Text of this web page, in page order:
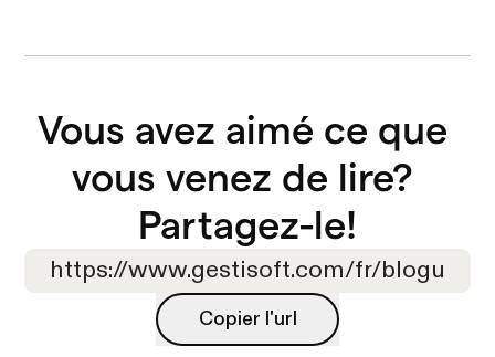
Vous avez aimé ce que
vous venez de lire?
Partagez-le!
Copier l'url